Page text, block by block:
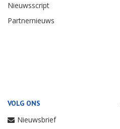
Nieuwsscript
Partnernieuws
VOLG ONS
Nieuwsbrief